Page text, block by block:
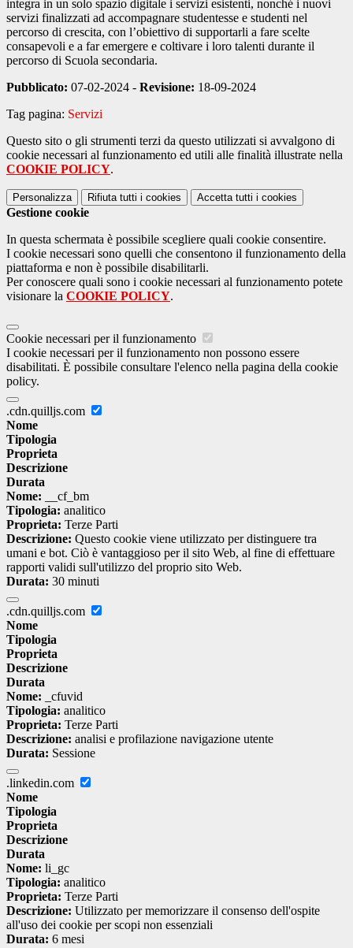
integra in un solo spazio digitale i servizi esistenti, nonché i nuovi
servizi finalizzati ad accompagnare studentesse e studenti nel
percorso di crescita, con l’obiettivo di supportarli a fare scelte
consapevoli e a far emergere e coltivare i loro talenti durante il
percorso di Scuola secondaria.
Pubblicato: 07-02-2024 - Revisione: 18-09-2024
Tag pagina: Servizi
Questo sito o gli strumenti terzi da questo utilizzati si avvalgono di
cookie necessari al funzionamento ed utili alle finalità illustrate nella
COOKIE POLICY.
Personalizza Rifiuta tutti i cookies Accetta tutti i cookies
Gestione cookie
In questa schermata è possibile scegliere quali cookie consentire.
I cookie necessari sono quelli che consentono il funzionamento della
piattaforma e non è possibile disabilitarli.
Per conoscere quali sono i cookie necessari al funzionamento potete
visionare la COOKIE POLICY.
Cookie necessari per il funzionamento
I cookie necessari per il funzionamento non possono essere
disabilitati. È possibile consultare l'elenco nella pagina della cookie
policy.
.cdn.quilljs.com
Nome
Tipologia
Proprieta
Descrizione
Durata
Nome: __cf_bm
Tipologia: analitico
Proprieta: Terze Parti
Descrizione: Questo cookie viene utilizzato per distinguere tra
umani e bot. Ciò è vantaggioso per il sito Web, al fine di effettuare
rapporti validi sull'utilizzo del proprio sito Web.
Durata: 30 minuti
.cdn.quilljs.com
Nome
Tipologia
Proprieta
Descrizione
Durata
Nome: _cfuvid
Tipologia: analitico
Proprieta: Terze Parti
Descrizione: analisi e profilazione navigazione utente
Durata: Sessione
.linkedin.com
Nome
Tipologia
Proprieta
Descrizione
Durata
Nome: li_gc
Tipologia: analitico
Proprieta: Terze Parti
Descrizione: Utilizzato per memorizzare il consenso dell'ospite
all'uso dei cookie per scopi non essenziali
Durata: 6 mesi